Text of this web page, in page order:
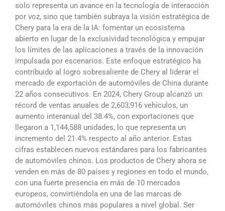
solo representa un avance en la tecnología de interacción
por voz, sino que también subraya la visión estratégica de
Chery para la era de la IA: fomentar un ecosistema
abierto en lugar de la exclusividad tecnológica y empujar
los límites de las aplicaciones a través de la innovación
impulsada por escenarios. Este enfoque estratégico ha
contribuido al logro sobresaliente de Chery al liderar el
mercado de exportación de automóviles de China durante
22 años consecutivos. En 2024, Chery Group alcanzó un
récord de ventas anuales de 2,603,916 vehículos, un
aumento interanual del 38.4%, con exportaciones que
llegaron a 1,144,588 unidades, lo que representa un
incremento del 21.4% respecto al año anterior. Estas
cifras establecen nuevos estándares para los fabricantes
de automóviles chinos. Los productos de Chery ahora se
venden en más de 80 países y regiones en todo el mundo,
con una fuerte presencia en más de 10 mercados
europeos, convirtiéndola en una de las marcas de
automóviles chinos más populares a nivel global. Ser